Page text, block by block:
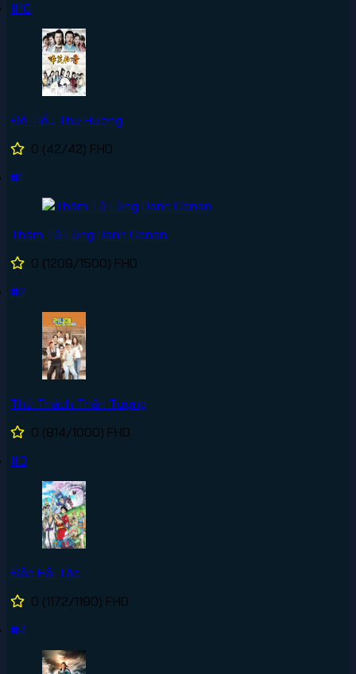
#10
Đề Tiếu Thư Hương
0 (42/42) FHD
#1
Thám Tử Lừng Danh Conan
0 (1209/1500) FHD
#2
Thử Thách Thần Tượng
0 (814/1000) FHD
#3
Đảo Hải Tặc
0 (1172/1190) FHD
#4